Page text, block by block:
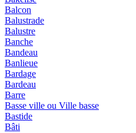
Balcon
Balustrade
Balustre
Banche
Bandeau
Banlieue
Bardage
Bardeau
Barre
Basse ville ou Ville basse
Bastide
Bâti